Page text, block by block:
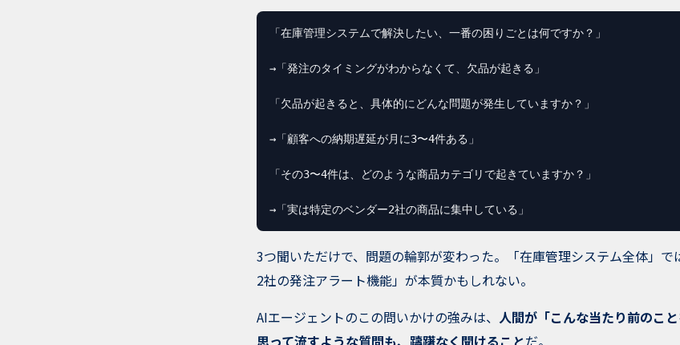
「在庫管理システムで解決したい、一番の困りごとは何ですか？」
→「発注のタイミングがわからなくて、欠品が起きる」
「欠品が起きると、具体的にどんな問題が発生していますか？」
→「顧客への納期遅延が月に3〜4件ある」
「その3〜4件は、どのような商品カテゴリで起きていますか？」
→「実は特定のベンダー2社の商品に集中している」
3つ聞いただけで、問題の輪郭が変わった。「在庫管理システム全体」で
2社の発注アラート機能」が本質かもしれない。
AIエージェントのこの問いかけの強みは、 人間が「こんな当たり前のこ
思って流すような質問も、躊躇なく聞けることだ。